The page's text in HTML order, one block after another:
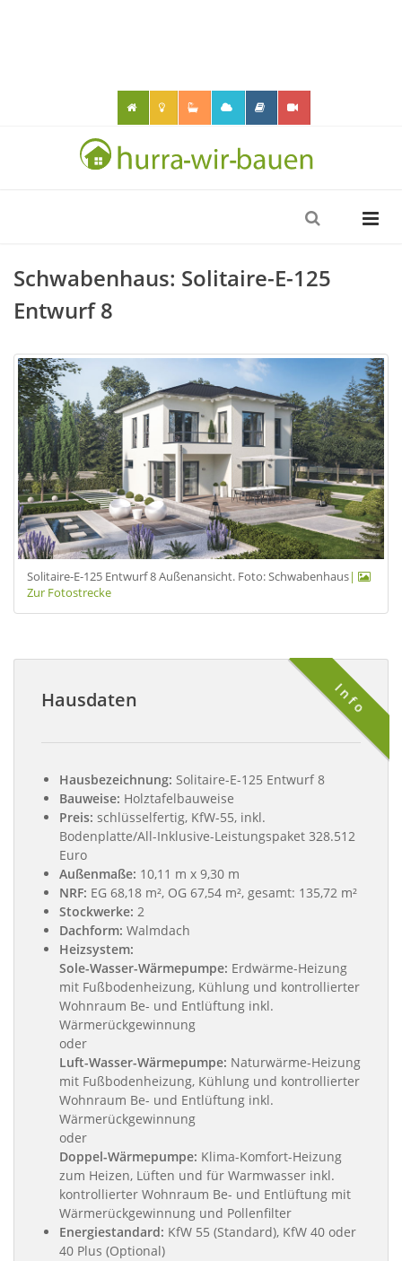
Schwabenhaus: Solitaire-E-125
Entwurf 8
Solitaire-E-125 Entwurf 8 Außenansicht. Foto: Schwabenhaus|
Zur Fotostrecke
Info
Hausdaten
Hausbezeichnung: Solitaire-E-125 Entwurf 8
Bauweise: Holztafelbauweise
Preis: schlüsselfertig, KfW-55, inkl.
Bodenplatte/All-Inklusive-Leistungspaket 328.512
Euro
Außenmaße: 10,11 m x 9,30 m
NRF: EG 68,18 m², OG 67,54 m², gesamt: 135,72 m²
Stockwerke: 2
Dachform: Walmdach
Heizsystem:
Sole-Wasser-Wärmepumpe: Erdwärme-Heizung
mit Fußbodenheizung, Kühlung und kontrollierter
Wohnraum Be- und Entlüftung inkl.
Wärmerückgewinnung
oder
Luft-Wasser-Wärmepumpe: Naturwärme-Heizung
mit Fußbodenheizung, Kühlung und kontrollierter
Wohnraum Be- und Entlüftung inkl.
Wärmerückgewinnung
oder
Doppel-Wärmepumpe: Klima-Komfort-Heizung
zum Heizen, Lüften und für Warmwasser inkl.
kontrollierter Wohnraum Be- und Entlüftung mit
Wärmerückgewinnung und Pollenfilter
Energiestandard: KfW 55 (Standard), KfW 40 oder
40 Plus (Optional)